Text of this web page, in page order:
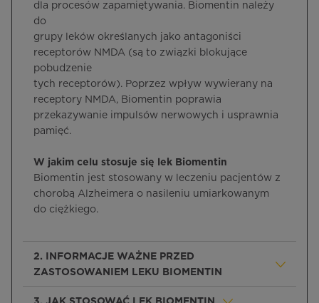
dla procesów zapamiętywania. Biomentin należy
do
grupy leków określanych jako antagoniści
receptorów NMDA (są to związki blokujące
pobudzenie
tych receptorów). Poprzez wpływ wywierany na
receptory NMDA, Biomentin poprawia
przekazywanie impulsów nerwowych i usprawnia
pamięć.
W jakim celu stosuje się lek Biomentin
Biomentin jest stosowany w leczeniu pacjentów z
chorobą Alzheimera o nasileniu umiarkowanym
do ciężkiego.
2. INFORMACJE WAŻNE PRZED
ZASTOSOWANIEM LEKU BIOMENTIN